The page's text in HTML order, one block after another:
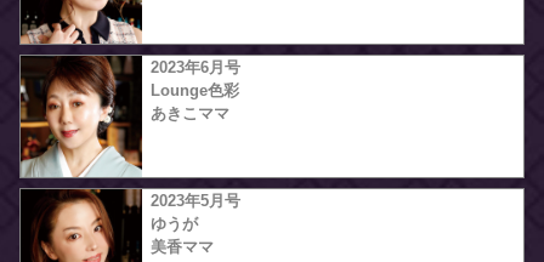
2023年6月号
Lounge色彩
あきこママ
2023年5月号
ゆうが
美香ママ